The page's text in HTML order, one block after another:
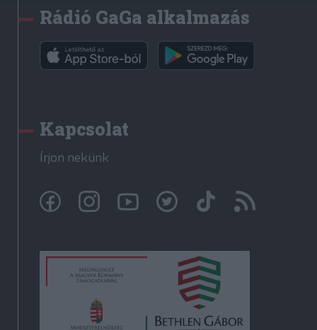
Rádió GaGa alkalmazás
Kapcsolat
Írjon nekünk